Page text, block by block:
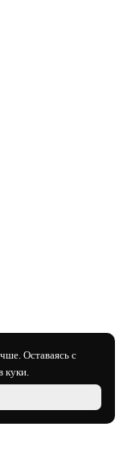
Оставаясь с
куки.